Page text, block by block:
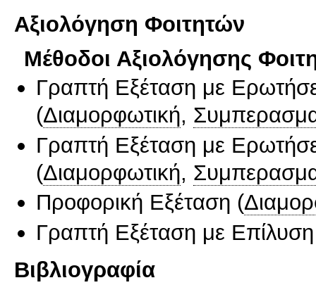
Αξιολόγηση Φοιτητών
Μέθοδοι Αξιολόγησης
Γραπτή Εξέταση με
(Διαμορφωτική,
Γραπτή Εξέταση με
(Διαμορφωτική,
Προφορική Εξέταση (
Γραπτή Εξέταση με
Βιβλιογραφία